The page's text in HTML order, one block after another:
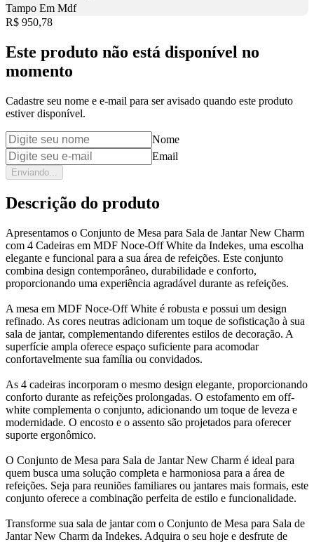
Tampo Em Mdf
Price:
R$ 950,78
Este produto não está disponível no
momento
Cadastre seu nome e e-mail para ser avisado quando este produto
estiver disponível.
Nome
Email
Enviando...
Descrição do produto
Apresentamos o Conjunto de Mesa para Sala de Jantar New Charm
com 4 Cadeiras em MDF Noce-Off White da Indekes, uma escolha
elegante e funcional para a sua área de refeições. Este conjunto
combina design contemporâneo, durabilidade e conforto,
proporcionando uma experiência agradável durante as refeições.
A mesa em MDF Noce-Off White é robusta e possui um design
refinado. As cores neutras adicionam um toque de sofisticação à sua
sala de jantar, complementando diferentes estilos de decoração. A
superfície ampla oferece espaço suficiente para acomodar
confortavelmente sua família ou convidados.
As 4 cadeiras incorporam o mesmo design elegante, proporcionando
conforto durante as refeições prolongadas. O estofamento em off-
white complementa o conjunto, adicionando um toque de leveza e
modernidade. O encosto e o assento são projetados para oferecer
suporte ergonômico.
O Conjunto de Mesa para Sala de Jantar New Charm é ideal para
quem busca uma solução completa e harmoniosa para a área de
refeições. Seja para reuniões familiares ou jantares mais formais, este
conjunto oferece a combinação perfeita de estilo e funcionalidade.
Transforme sua sala de jantar com o Conjunto de Mesa para Sala de
Jantar New Charm da Indekes. Adquira o seu hoje e desfrute de